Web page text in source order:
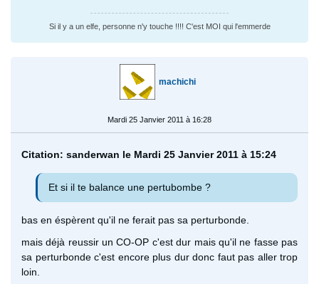
Si il y a un elfe, personne n'y touche !!!! C'est MOI qui l'emmerde
machichi
Mardi 25 Janvier 2011 à 16:28
Citation: sanderwan le Mardi 25 Janvier 2011 à 15:24
Et si il te balance une pertubombe ?
bas en éspèrent qu'il ne ferait pas sa perturbonde.
mais déjà reussir un CO-OP c'est dur mais qu'il ne fasse pas
sa perturbonde c'est encore plus dur donc faut pas aller trop
loin.